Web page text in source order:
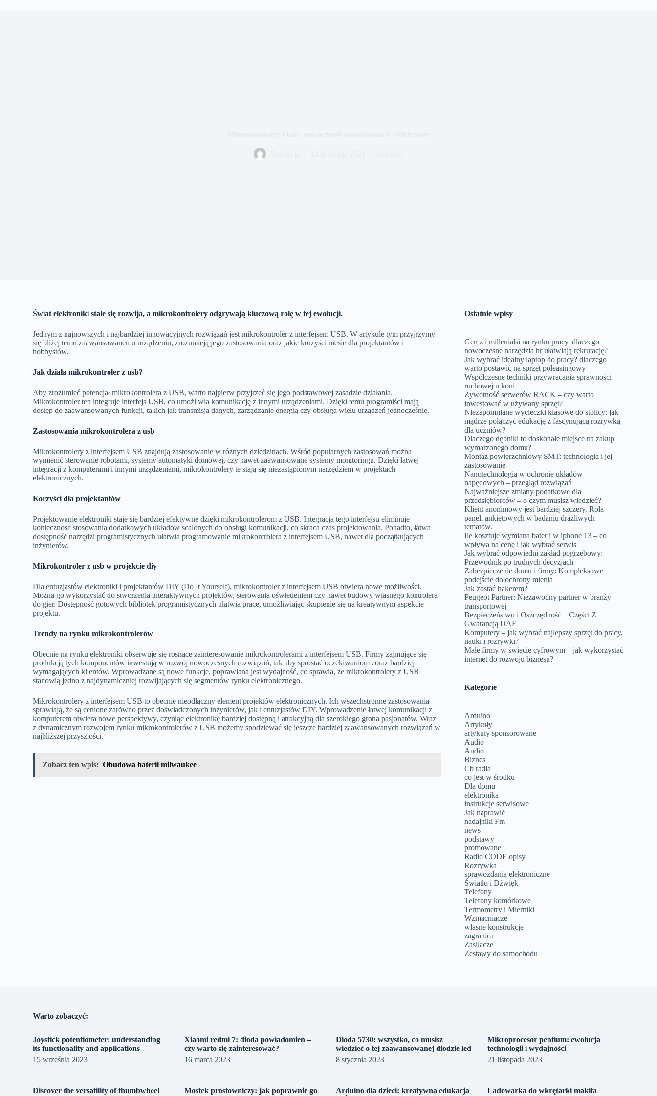
Świat elektroniki stale się rozwija, a mikrokontrolery odgrywają kluczową rolę w tej ewolucji.
Jednym z najnowszych i najbardziej innowacyjnych rozwiązań jest mikrokontroler z interfejsem USB. W artykule tym przyjrzymy
się bliżej temu zaawansowanemu urządzeniu, zrozumieją jego zastosowania oraz jakie korzyści niesie dla projektantów i
hobbystów.
Jak działa mikrokontroler z usb?
Aby zrozumieć potencjał mikrokontrolera z USB, warto najpierw przyjrzeć się jego podstawowej zasadzie działania.
Mikrokontroler ten integruje interfejs USB, co umożliwia komunikację z innymi urządzeniami. Dzięki temu programiści mają
dostęp do zaawansowanych funkcji, takich jak transmisja danych, zarządzanie energią czy obsługa wielu urządzeń jednocześnie.
Zastosowania mikrokontrolera z usb
Mikrokontrolery z interfejsem USB znajdują zastosowanie w różnych dziedzinach. Wśród popularnych zastosowań można
wymienić sterowanie robotami, systemy automatyki domowej, czy nawet zaawansowane systemy monitoringu. Dzięki łatwej
integracji z komputerami i innymi urządzeniami, mikrokontrolery te stają się niezastąpionym narzędziem w projektach
elektronicznych.
Korzyści dla projektantów
Projektowanie elektroniki staje się bardziej efektywne dzięki mikrokontrolerom z USB. Integracja tego interfejsu eliminuje
konieczność stosowania dodatkowych układów scalonych do obsługi komunikacji, co skraca czas projektowania. Ponadto, łatwa
dostępność narzędzi programistycznych ułatwia programowanie mikrokontrolera z interfejsem USB, nawet dla początkujących
inżynierów.
Mikrokontroler z usb w projekcie diy
Dla entuzjastów elektroniki i projektantów DIY (Do It Yourself), mikrokontroler z interfejsem USB otwiera nowe możliwości.
Można go wykorzystać do stworzenia interaktywnych projektów, sterowania oświetleniem czy nawet budowy własnego kontrolera
do gier. Dostępność gotowych bibliotek programistycznych ułatwia prace, umożliwiając skupienie się na kreatywnym aspekcie
projektu.
Trendy na rynku mikrokontrolerów
Obecnie na rynku elektroniki obserwuje się rosnące zainteresowanie mikrokontrolerami z interfejsem USB. Firmy zajmujące się
produkcją tych komponentów inwestują w rozwój nowoczesnych rozwiązań, tak aby sprostać oczekiwaniom coraz bardziej
wymagających klientów. Wprowadzane są nowe funkcje, poprawiana jest wydajność, co sprawia, że mikrokontrolery z USB
stanowią jedno z najdynamiczniej rozwijających się segmentów rynku elektronicznego.
Mikrokontrolery z interfejsem USB to obecnie nieodłączny element projektów elektronicznych. Ich wszechstronne zastosowania
sprawiają, że są cenione zarówno przez doświadczonych inżynierów, jak i entuzjastów DIY. Wprowadzenie łatwej komunikacji z
komputerem otwiera nowe perspektywy, czyniąc elektronikę bardziej dostępną i atrakcyjną dla szerokiego grona pasjonatów. Wraz
z dynamicznym rozwojem rynku mikrokontrolerów z USB możemy spodziewać się jeszcze bardziej zaawansowanych rozwiązań w
najbliższej przyszłości.
Zobacz ten wpis: Obudowa baterii milwaukee
Ostatnie wpisy
Gen z i millenialsi na rynku pracy. dlaczego
nowoczesne narzędzia hr ułatwiają rekrutację?
Jak wybrać idealny laptop do pracy? dlaczego
warto postawić na sprzęt poleasingowy
Współczesne techniki przywracania sprawności
ruchowej u koni
Żywotność serwerów RACK – czy warto
inwestować w używany sprzęt?
Niezapomniane wycieczki klasowe do stolicy: jak
mądrze połączyć edukację z fascynującą rozrywką
dla uczniów?
Dlaczego dębniki to doskonałe miejsce na zakup
wymarzonego domu?
Montaż powierzchniowy SMT: technologia i jej
zastosowanie
Nanotechnologia w ochronie układów
napędowych – przegląd rozwiązań
Najważniejsze zmiany podatkowe dla
przedsiębiorców – o czym musisz wiedzieć?
Klient anonimowy jest bardziej szczery. Rola
paneli ankietowych w badaniu drażliwych
tematów.
Ile kosztuje wymiana baterii w iphone 13 – co
wpływa na cenę i jak wybrać serwis
Jak wybrać odpowiedni zakład pogrzebowy:
Przewodnik po trudnych decyzjach
Zabezpieczenie domu i firmy: Kompleksowe
podejście do ochrony mienia
Jak zostać hakerem?
Peugeot Partner: Niezawodny partner w branży
transportowej
Bezpieczeństwo i Oszczędność – Części Z
Gwarancją DAF
Komputery – jak wybrać najlepszy sprzęt do pracy,
nauki i rozrywki?
Małe firmy w świecie cyfrowym – jak wykorzystać
internet do rozwoju biznesu?
Kategorie
Arduino
Artykuły
artykuły sponsorowane
Audio
Audio
Biznes
Cb radia
co jest w środku
Dla domu
elektronika
instrukcje serwisowe
Jak naprawić
nadajniki Fm
news
podstawy
promowane
Radio CODE opisy
Rozrywka
sprawozdania elektroniczne
Światło i Dźwięk
Telefony
Telefony komórkowe
Termometry i Mierniki
Wzmacniacze
własne konstrukcje
zagranica
Zasilacze
Zestawy do samochodu
Warto zobaczyć:
Joystick potentiometer: understanding
its functionality and applications
15 września 2023
Xiaomi redmi 7: dioda powiadomień –
czy warto się zainteresować?
16 marca 2023
Dioda 5730: wszystko, co musisz
wiedzieć o tej zaawansowanej diodzie led
8 stycznia 2023
Mikroprocesor pentium: ewolucja
technologii i wydajności
21 listopada 2023
Discover the versatility of thumbwheel
Mostek prostowniczy: jak poprawnie go
Arduino dla dzieci: kreatywna edukacja
Ładowarka do wkrętarki makita